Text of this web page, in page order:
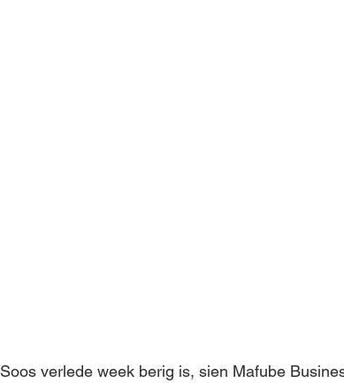
Soos verlede week berig is, sien Mafube